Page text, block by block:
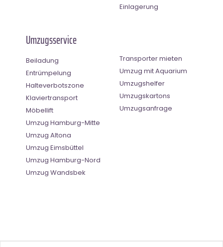
Einlagerung
Umzugsservice
Beiladung
Entrümpelung
Halteverbotszone
Klaviertransport
Möbellift
Umzug Hamburg-Mitte
Umzug Altona
Umzug Eimsbüttel
Umzug Hamburg-Nord
Umzug Wandsbek
Transporter mieten
Umzug mit Aquarium
Umzugshelfer
Umzugskartons
Umzugsanfrage